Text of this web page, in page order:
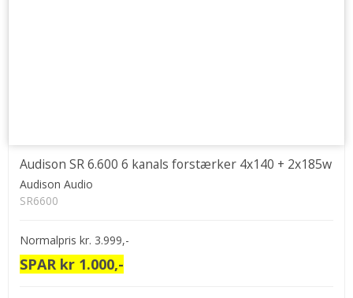
Audison SR 6.600 6 kanals forstærker 4x140 + 2x185w
Audison Audio
SR6600
Normalpris kr. 3.999,-
SPAR kr 1.000,-